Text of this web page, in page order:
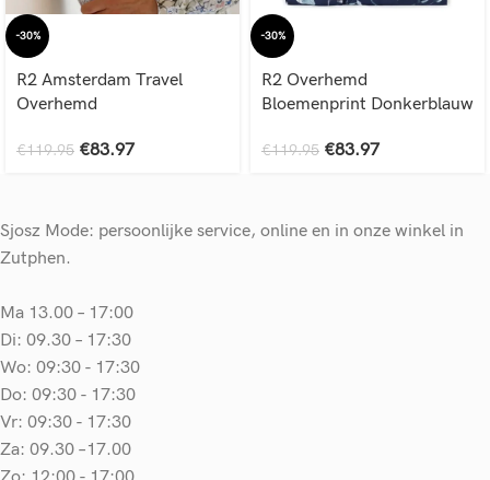
-30%
R2 Amsterdam Travel
Overhemd
€119.95 €83.97
-30%
R2 Overhemd
Bloemenprint Donkerblauw
€119.95 €83.97
Sjosz Mode: persoonlijke service, online en in onze winkel in
Zutphen.
Ma 13.00 – 17:00
Di: 09.30 – 17:30
Wo: 09:30 - 17:30
Do: 09:30 - 17:30
Vr: 09:30 - 17:30
Za: 09.30 –17.00